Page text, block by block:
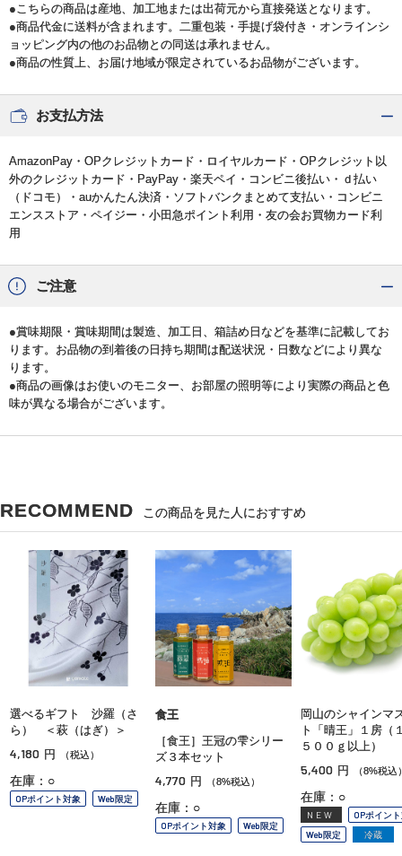
●こちらの商品は産地、加工地または出荷元から直接発送となります。
●商品代金に送料が含まれます。二重包装・手提げ袋付き・オンラインシ
ョッピング内の他のお品物との同送は承れません。
●商品の性質上、お届け地域が限定されているお品物がございます。
お支払方法
AmazonPay・OPクレジットカード・ロイヤルカード・OPクレジット以
外のクレジットカード・PayPay・楽天ペイ・コンビニ後払い・ｄ払い
（ドコモ）・auかんたん決済・ソフトバンクまとめて支払い・コンビニ
エンスストア・ペイジー・小田急ポイント利用・友の会お買物カード利
用
ご注意
●賞味期限・賞味期間は製造、加工日、箱詰め日などを基準に記載してお
ります。お品物の到着後の日持ち期間は配送状況・日数などにより異な
ります。
●商品の画像はお使いのモニター、お部屋の照明等により実際の商品と色
味が異なる場合がございます。
RECOMMEND この商品を見た人におすすめ
選べるギフト 沙羅（さ
ら） ＜萩（はぎ）＞
4,180 円 （税込）
在庫：○
OPポイント対象 Web限定
食王
［食王］王冠の雫シリー
ズ３本セット
4,770 円 （8%税込）
在庫：○
OPポイント対象 Web限定
岡山のシャインマ
ト「晴王」１房（
５００ｇ以上）
5,400 円 （8%税込
在庫：○
NEW
OPポイン
Web限定
冷蔵